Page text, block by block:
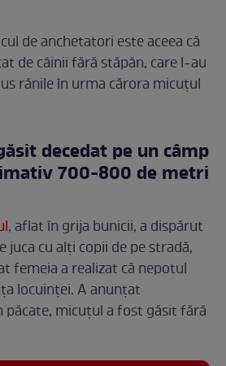
de anchetatori este aceea că
de câinii fără stăpân, care l-au
rănile în urma cărora micuțul
decedat pe un câmp
700-800 de metri
, aflat în grija bunicii, a dispărut
juca cu alţi copii de pe stradă,
femeia a realizat că nepotul
locuinței. A anunțat
micuțul a fost găsit fără